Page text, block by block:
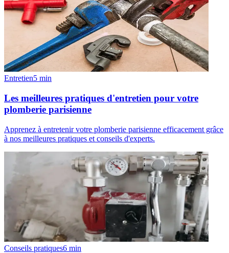
Entretien5 min
Les meilleures pratiques d'entretien pour votre
plomberie parisienne
Apprenez à entretenir votre plomberie parisienne efficacement grâce
à nos meilleures pratiques et conseils d'experts.
Conseils pratiques6 min